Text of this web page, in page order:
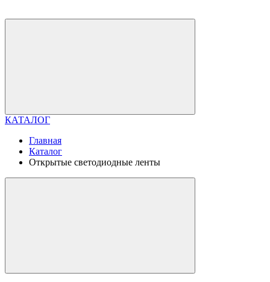
КАТАЛОГ
Главная
Каталог
Открытые светодиодные ленты